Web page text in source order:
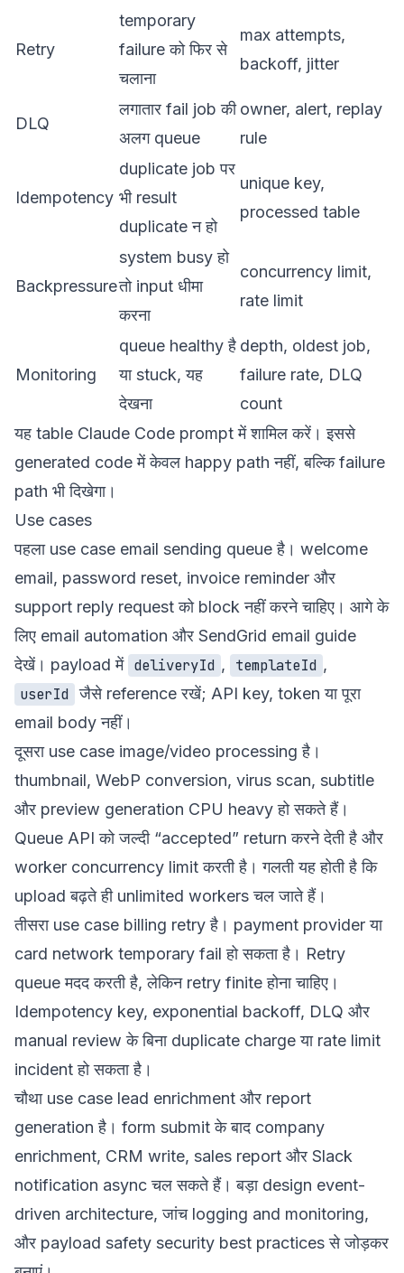
Retry
temporary
failure को फिर से
चलाना
max attempts,
backoff, jitter
DLQ
लगातार fail job की
अलग queue
owner, alert, replay
rule
Idempotency
duplicate job पर
भी result
duplicate न हो
unique key,
processed table
Backpressure
system busy हो
तो input धीमा
करना
concurrency limit,
rate limit
Monitoring
queue healthy है
या stuck, यह
देखना
depth, oldest job,
failure rate, DLQ
count
यह table Claude Code prompt में शामिल करें। इससे
generated code में केवल happy path नहीं, बल्कि failure
path भी दिखेगा।
Use cases
पहला use case email sending queue है। welcome
email, password reset, invoice reminder और
support reply request को block नहीं करने चाहिए। आगे के
लिए email automation और SendGrid email guide
देखें। payload में deliveryId , templateId ,
userId जैसे reference रखें; API key, token या पूरा
email body नहीं।
दूसरा use case image/video processing है।
thumbnail, WebP conversion, virus scan, subtitle
और preview generation CPU heavy हो सकते हैं।
Queue API को जल्दी “accepted” return करने देती है और
worker concurrency limit करती है। गलती यह होती है कि
upload बढ़ते ही unlimited workers चल जाते हैं।
तीसरा use case billing retry है। payment provider या
card network temporary fail हो सकता है। Retry
queue मदद करती है, लेकिन retry finite होना चाहिए।
Idempotency key, exponential backoff, DLQ और
manual review के बिना duplicate charge या rate limit
incident हो सकता है।
चौथा use case lead enrichment और report
generation है। form submit के बाद company
enrichment, CRM write, sales report और Slack
notification async चल सकते हैं। बड़ा design event-
driven architecture, जांच logging and monitoring,
और payload safety security best practicesसे जोड़कर